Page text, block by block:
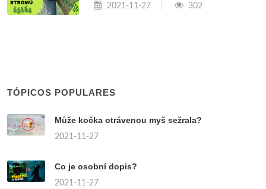
2021-11-27 302
TÓPICOS POPULARES
Může kočka otrávenou myš sežrala?
2021-11-27
Co je osobní dopis?
2021-11-27